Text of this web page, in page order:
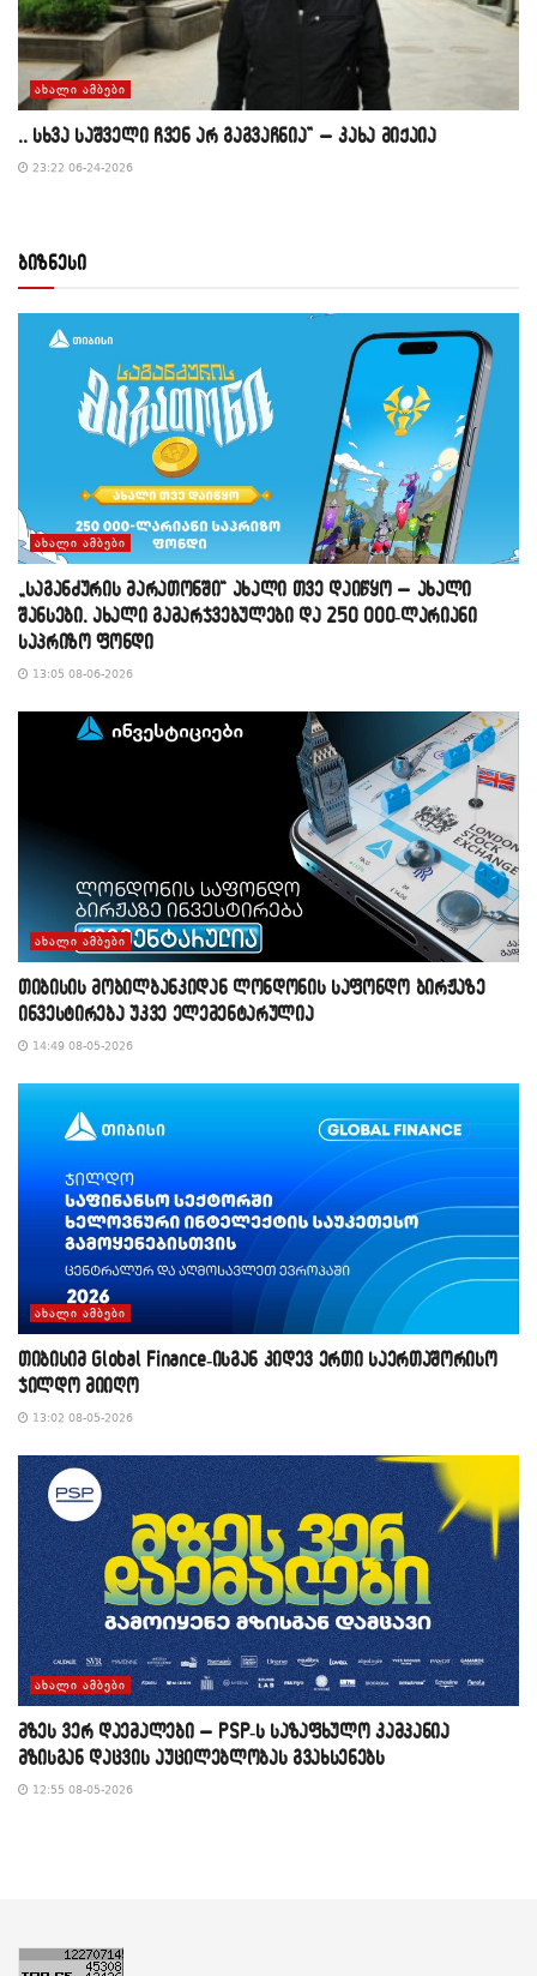
ᲐᲮᲐᲚᲘ ᲐᲛᲑᲔᲑᲘ
,, სხვა საშველი ჩვენ არ გაგვაჩნია” – კახა მიქაია
23:22 06-24-2026
ბიზნესი
ᲐᲮᲐᲚᲘ ᲐᲛᲑᲔᲑᲘ
„საგანძურის მარათონში“ ახალი თვე დაიწყო – ახალი
შანსები, ახალი გამარჯვებულები და 250 000-ლარიანი
საპრიზო ფონდი
13:05 08-06-2026
ᲐᲮᲐᲚᲘ ᲐᲛᲑᲔᲑᲘ
თიბისის მობილბანკიდან ლონდონის საფონდო ბირჟაზე
ინვესტირება უკვე ელემენტარულია
14:49 08-05-2026
ᲐᲮᲐᲚᲘ ᲐᲛᲑᲔᲑᲘ
თიბისიმ Global Finance-ისგან კიდევ ერთი საერთაშორისო
ჯილდო მიიღო
13:02 08-05-2026
ᲐᲮᲐᲚᲘ ᲐᲛᲑᲔᲑᲘ
მზეს ვერ დაემალები – PSP-ს საზაფხულო კამპანია
მზისგან დაცვის აუცილებლობას გვახსენებს
12:55 08-05-2026